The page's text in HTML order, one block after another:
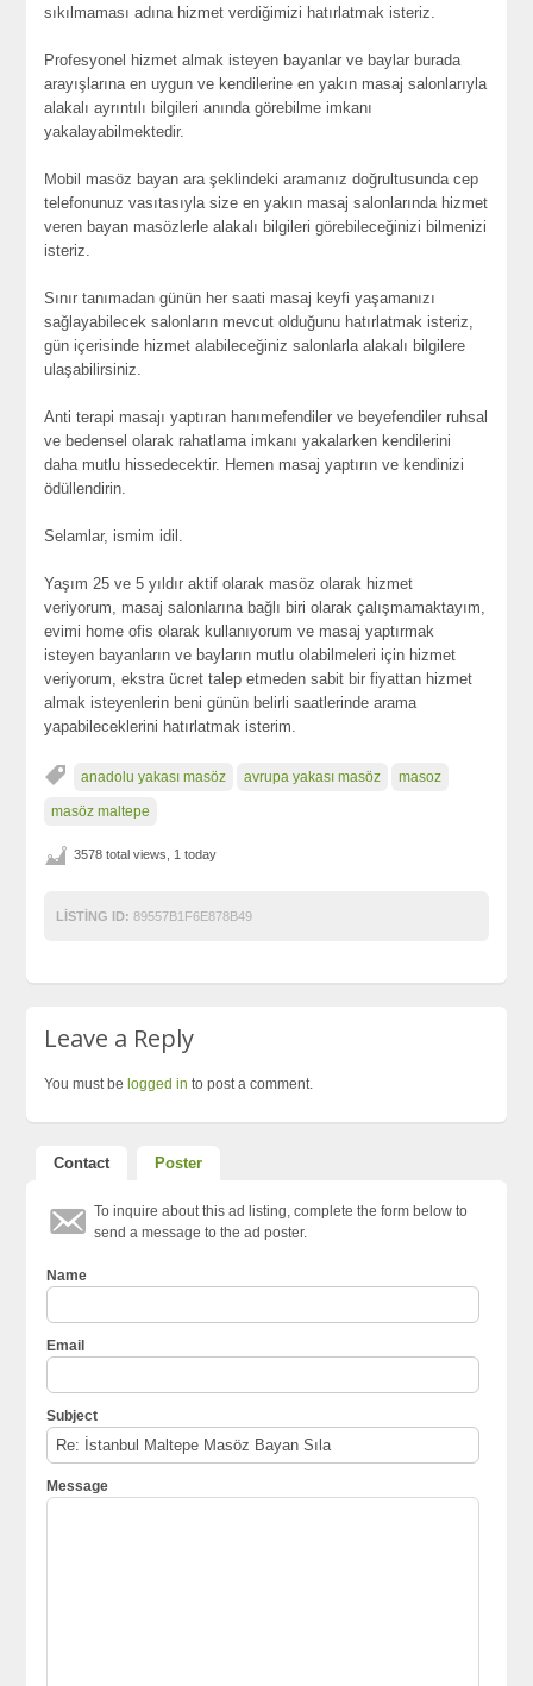
sıkılmaması adına hizmet verdiğimizi hatırlatmak isteriz.
Profesyonel hizmet almak isteyen bayanlar ve baylar burada
arayışlarına en uygun ve kendilerine en yakın masaj salonlarıyla
alakalı ayrıntılı bilgileri anında görebilme imkanı
yakalayabilmektedir.
Mobil masöz bayan ara şeklindeki aramanız doğrultusunda cep
telefonunuz vasıtasıyla size en yakın masaj salonlarında hizmet
veren bayan masözlerle alakalı bilgileri görebileceğinizi bilmenizi
isteriz.
Sınır tanımadan günün her saati masaj keyfi yaşamanızı
sağlayabilecek salonların mevcut olduğunu hatırlatmak isteriz,
gün içerisinde hizmet alabileceğiniz salonlarla alakalı bilgilere
ulaşabilirsiniz.
Anti terapi masajı yaptıran hanımefendiler ve beyefendiler ruhsal
ve bedensel olarak rahatlama imkanı yakalarken kendilerini
daha mutlu hissedecektir. Hemen masaj yaptırın ve kendinizi
ödüllendirin.
Selamlar, ismim idil.
Yaşım 25 ve 5 yıldır aktif olarak masöz olarak hizmet
veriyorum, masaj salonlarına bağlı biri olarak çalışmamaktayım,
evimi home ofis olarak kullanıyorum ve masaj yaptırmak
isteyen bayanların ve bayların mutlu olabilmeleri için hizmet
veriyorum, ekstra ücret talep etmeden sabit bir fiyattan hizmet
almak isteyenlerin beni günün belirli saatlerinde arama
yapabileceklerini hatırlatmak isterim.
anadolu yakası masöz avrupa yakası masöz masoz
masöz maltepe
3578 total views, 1 today
LISTING ID: 89557B1F6E878B49
Leave a Reply
You must be logged in to post a comment.
Contact Poster
To inquire about this ad listing, complete the form below to
send a message to the ad poster.
Name
Email
Subject
Message